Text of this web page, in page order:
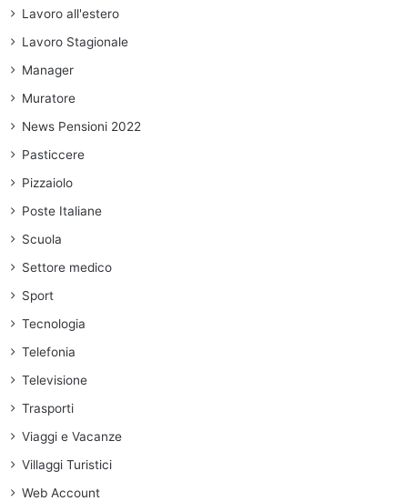
Lavoro all'estero
Lavoro Stagionale
Manager
Muratore
News Pensioni 2022
Pasticcere
Pizzaiolo
Poste Italiane
Scuola
Settore medico
Sport
Tecnologia
Telefonia
Televisione
Trasporti
Viaggi e Vacanze
Villaggi Turistici
Web Account